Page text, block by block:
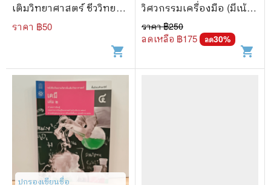
เติมวิทยาศาสตร์ ชีววิทยา
ม.4 เล่ม 2
ราคา ฿50
shopping_cart
วิศวกรรมเครื่องมือ (มีเน้น
ข้อความ)
ราคา ฿250
ลดเหลือ ฿175 ลด30%
shopping_cart
ปกรองเขียนชื่อ